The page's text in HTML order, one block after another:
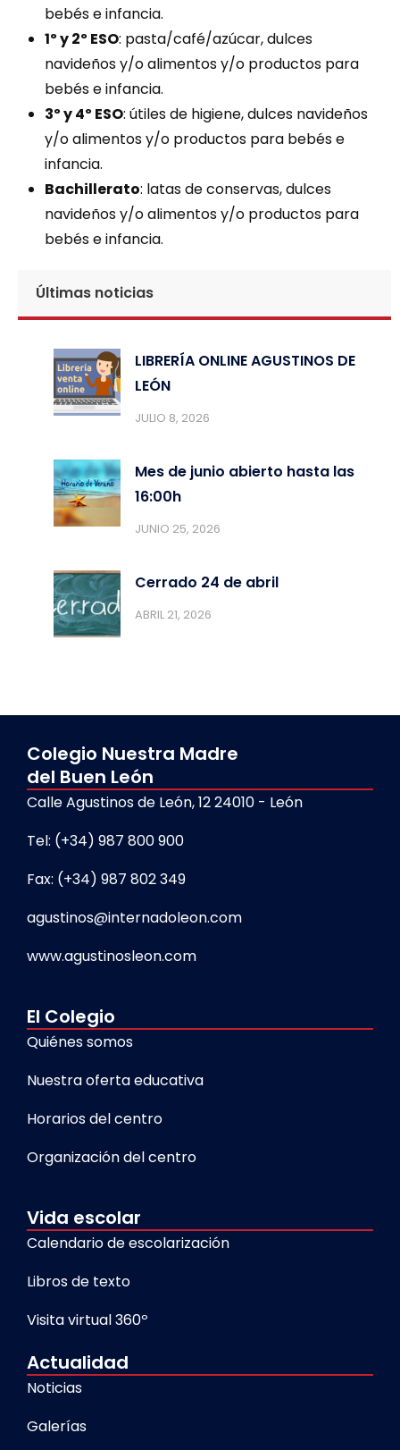
bebés e infancia.
1º y 2º ESO: pasta/café/azúcar, dulces
navideños y/o alimentos y/o productos para
bebés e infancia.
3º y 4º ESO: útiles de higiene, dulces navideños
y/o alimentos y/o productos para bebés e
infancia.
Bachillerato: latas de conservas, dulces
navideños y/o alimentos y/o productos para
bebés e infancia.
Últimas noticias
LIBRERÍA ONLINE AGUSTINOS DE
LEÓN
JULIO 8, 2026
Mes de junio abierto hasta las
16:00h
JUNIO 25, 2026
Cerrado 24 de abril
ABRIL 21, 2026
Colegio Nuestra Madre
del Buen León
Calle Agustinos de León, 12 24010 - León
Tel: (+34) 987 800 900
Fax: (+34) 987 802 349
agustinos@internadoleon.com
www.agustinosleon.com
El Colegio
Quiénes somos
Nuestra oferta educativa
Horarios del centro
Organización del centro
Vida escolar
Calendario de escolarización
Libros de texto
Visita virtual 360º
Actualidad
Noticias
Galerías